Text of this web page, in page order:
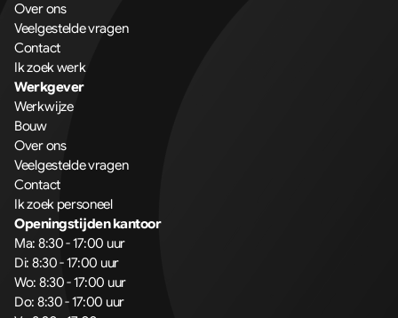
Over ons
Veelgestelde vragen
Contact
Ik zoek werk
Werkgever
Werkwijze
Bouw
Over ons
Veelgestelde vragen
Contact
Ik zoek personeel
Openingstijden kantoor
Ma: 8:30 - 17:00 uur
Di: 8:30 - 17:00 uur
Wo: 8:30 - 17:00 uur
Do: 8:30 - 17:00 uur